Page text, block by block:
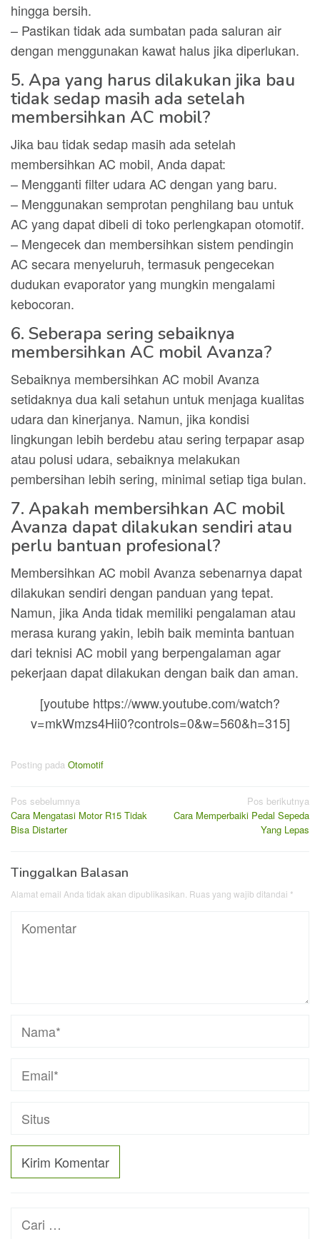
hingga bersih.
– Pastikan tidak ada sumbatan pada saluran air
dengan menggunakan kawat halus jika diperlukan.
5. Apa yang harus dilakukan jika bau
tidak sedap masih ada setelah
membersihkan AC mobil?
Jika bau tidak sedap masih ada setelah
membersihkan AC mobil, Anda dapat:
– Mengganti filter udara AC dengan yang baru.
– Menggunakan semprotan penghilang bau untuk
AC yang dapat dibeli di toko perlengkapan otomotif.
– Mengecek dan membersihkan sistem pendingin
AC secara menyeluruh, termasuk pengecekan
dudukan evaporator yang mungkin mengalami
kebocoran.
6. Seberapa sering sebaiknya
membersihkan AC mobil Avanza?
Sebaiknya membersihkan AC mobil Avanza
setidaknya dua kali setahun untuk menjaga kualitas
udara dan kinerjanya. Namun, jika kondisi
lingkungan lebih berdebu atau sering terpapar asap
atau polusi udara, sebaiknya melakukan
pembersihan lebih sering, minimal setiap tiga bulan.
7. Apakah membersihkan AC mobil
Avanza dapat dilakukan sendiri atau
perlu bantuan profesional?
Membersihkan AC mobil Avanza sebenarnya dapat
dilakukan sendiri dengan panduan yang tepat.
Namun, jika Anda tidak memiliki pengalaman atau
merasa kurang yakin, lebih baik meminta bantuan
dari teknisi AC mobil yang berpengalaman agar
pekerjaan dapat dilakukan dengan baik dan aman.
[youtube https://www.youtube.com/watch?
v=mkWmzs4Hii0?controls=0&w=560&h=315]
Posting pada Otomotif
Navigasi
pos
Pos sebelumnya
Cara Mengatasi Motor R15 Tidak
Bisa Distarter
Pos berikutnya
Cara Memperbaiki Pedal Sepeda
Yang Lepas
Tinggalkan Balasan
Alamat email Anda tidak akan dipublikasikan. Ruas yang wajib ditandai *
Cari